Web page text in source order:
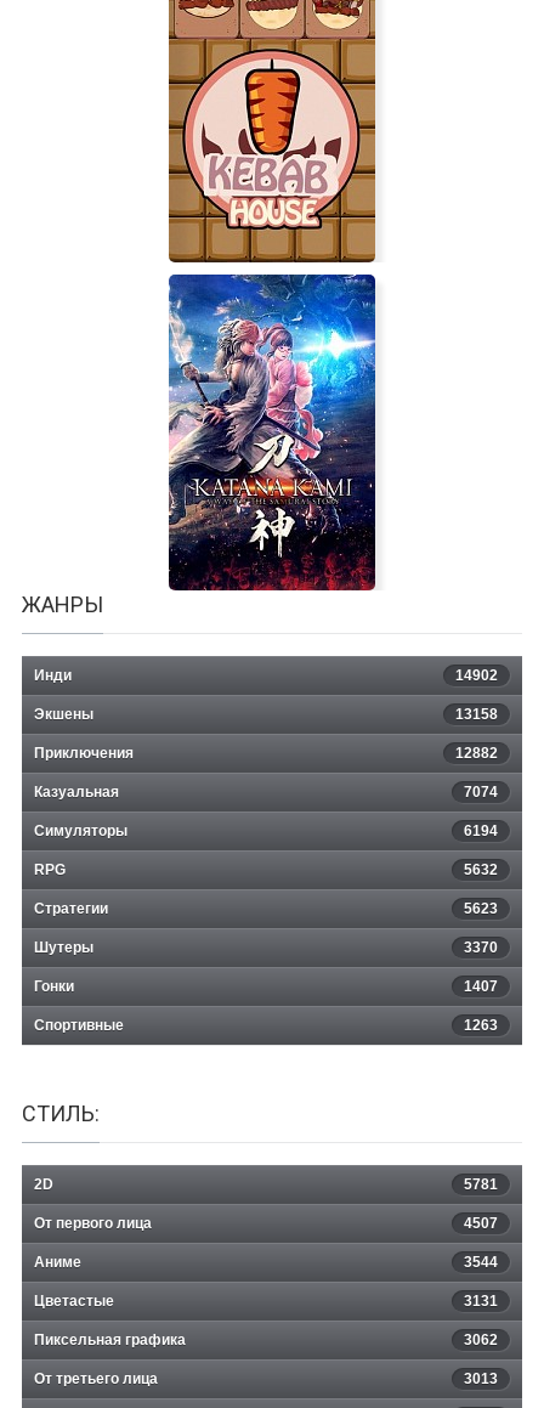
890B
Kebab House
KATANA KAMI: A Way of the
ЖАНРЫ
Инди 14902
Экшены 13158
Приключения 12882
Казуальная 7074
Симуляторы 6194
RPG 5632
Стратегии 5623
Шутеры 3370
Гонки 1407
Спортивные 1263
СТИЛЬ:
2D 5781
От первого лица 4507
Аниме 3544
Цветастые 3131
Пиксельная графика 3062
От третьего лица 3013